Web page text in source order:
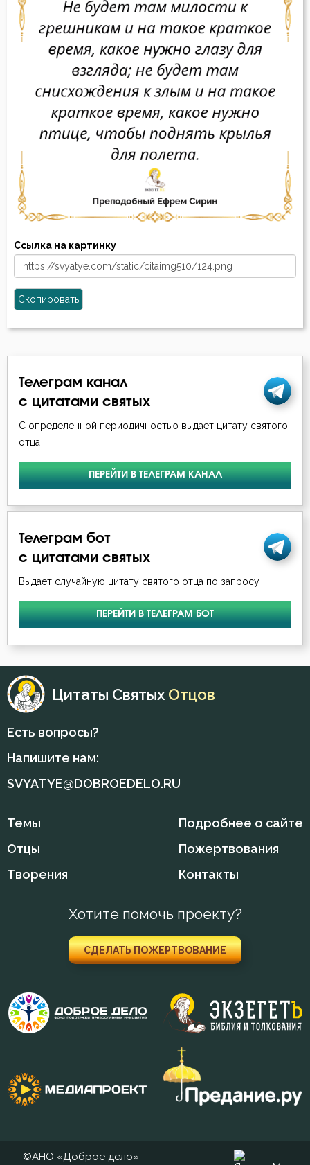
Ссылка на картинку
Скопировать
Телеграм канал
с цитатами святых
С определенной периодичностью выдает цитату святого
отца
ПЕРЕЙТИ В ТЕЛЕГРАМ КАНАЛ
Телеграм бот
с цитатами святых
Выдает случайную цитату святого отца по запросу
ПЕРЕЙТИ В ТЕЛЕГРАМ БОТ
Цитаты Святых Отцов
Есть вопросы?
Напишите нам:
SVYATYE@DOBROEDELO.RU
Темы
Отцы
Творения
Подробнее о сайте
Пожертвования
Контакты
Хотите помочь проекту?
СДЕЛАТЬ ПОЖЕРТВОВАНИЕ
©АНО «Доброе дело»